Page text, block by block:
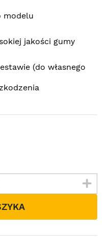
modelu
jakości gumy
(do własnego